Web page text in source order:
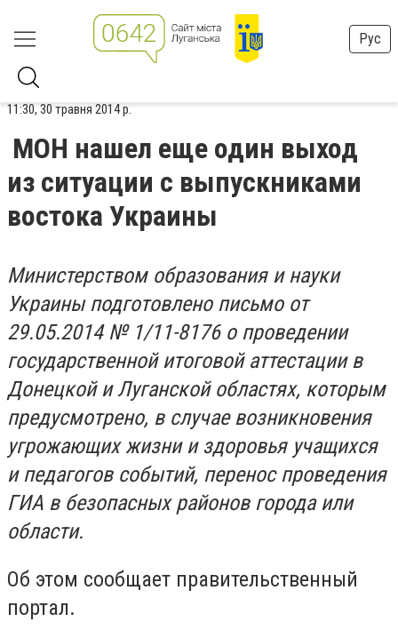
Рус
11:30, 30 травня 2014 р.
МОН нашел еще один выход
из ситуации с выпускниками
востока Украины
Министерством образования и науки
Украины подготовлено письмо от
29.05.2014 № 1/11-8176 о проведении
государственной итоговой аттестации в
Донецкой и Луганской областях, которым
предусмотрено, в случае возникновения
угрожающих жизни и здоровья учащихся
и педагогов событий, перенос проведения
ГИА в безопасных районов города или
области.
Об этом сообщает правительственный
портал.